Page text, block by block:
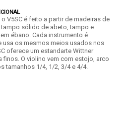
V5SC é feito a partir de madeiras de
sólido de abeto, tampo e
ébano. Cada instrumento é
usa os mesmos meios usados nos
oferece um estandarte Wittner
O violino vem com estojo, arco
tamanhos 1/4, 1/2, 3/4 e 4/4.